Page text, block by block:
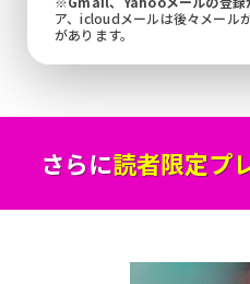
ア、icloudメールは後々メール
があります。
さらに読者限定プ